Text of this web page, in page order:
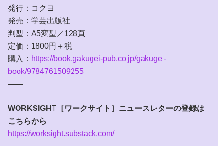
発行：コクヨ
発売：学芸出版社
判型：A5変型／128頁
定価：1800円＋税
購入： https://book.gakugei-pub.co.jp/gakugei-
book/9784761509255
——
WORKSIGHT［ワークサイト］ニュースレターの登録は
こちらから
https://worksight.substack.com/